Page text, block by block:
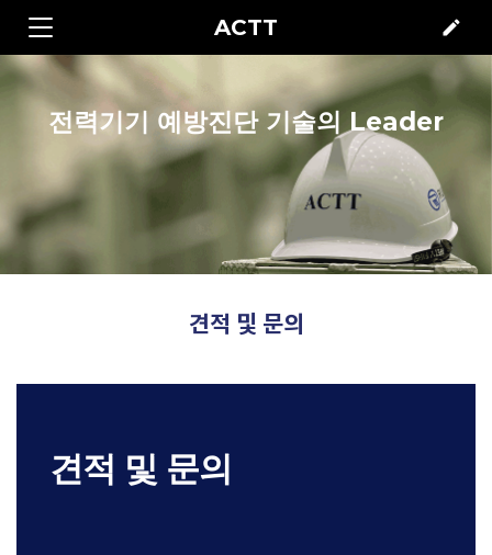
ACTT edit
전력기기 예방진단 기술의 Leader
견적 및 문의
견적 및 문의